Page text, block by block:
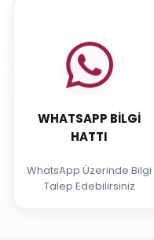
WHATSAPP BILGI
HATTI
WhatsApp Üzerinde Bilgi
Talep Edebilirsiniz